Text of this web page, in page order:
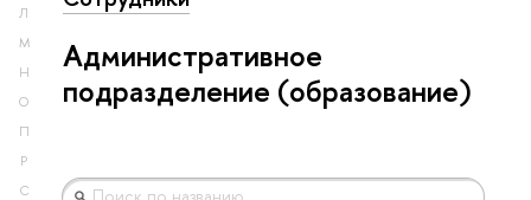
Л
М
Н
О
П
Р
С
Административное
подразделение (образование)